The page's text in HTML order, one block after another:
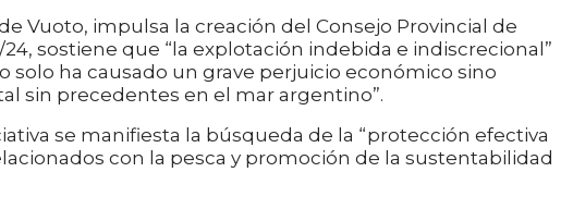
Vuoto, impulsa la creación del Consejo Provincial de
24, sostiene que “la explotación indebida e indiscrecional”
solo ha causado un grave perjuicio económico sino
sin precedentes en el mar argentino”.
se manifiesta la búsqueda de la “protección efectiva
con la pesca y promoción de la sustentabilidad